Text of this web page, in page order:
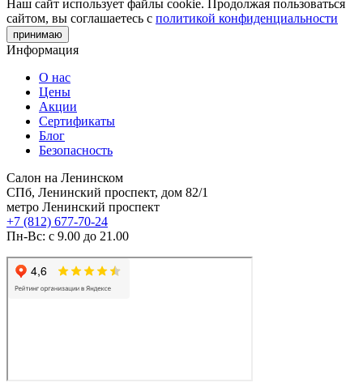
Наш сайт использует файлы cookie. Продолжая пользоваться
сайтом, вы соглашаетесь с политикой конфиденциальности
принимаю
Информация
О нас
Цены
Акции
Сертификаты
Блог
Безопасность
Салон на Ленинском
СПб, Ленинский проспект, дом 82/1
метро Ленинский проспект
+7 (812) 677-70-24
Пн-Вс: с 9.00 до 21.00